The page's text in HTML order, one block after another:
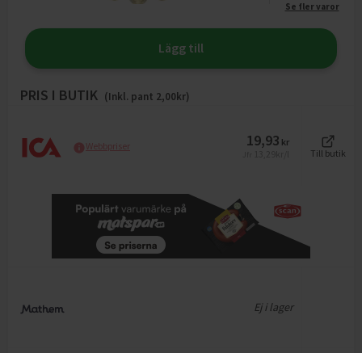
Se fler varor
Lägg till
PRIS I BUTIK (Inkl. pant 2,00kr)
Webbpriser 19,93 kr
Till butik
Ej i lager